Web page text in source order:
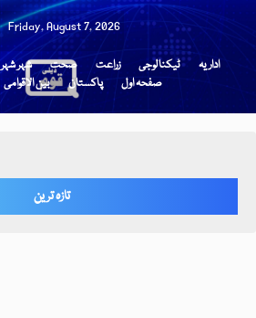
Friday, August 7, 2026
شہر شہر صحت زراعت ٹیکنالوجی
اداریہ
بین الاقوامی پاکستان صفحہ اول
تازہ ترین